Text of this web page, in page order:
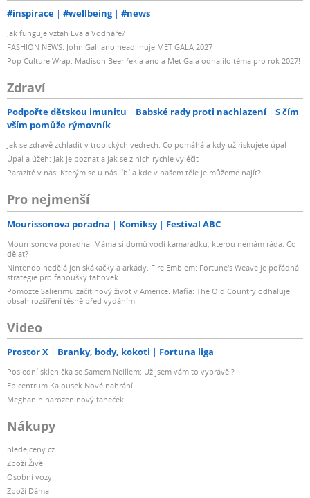
#inspirace #wellbeing #news
Jak funguje vztah Lva a Vodnáře?
FASHION NEWS: John Galliano headlinuje MET GALA 2027
Pop Culture Wrap: Madison Beer řekla ano a Met Gala odhalilo téma pro rok 2027!
Zdraví
Podpořte dětskou imunitu Babské rady proti nachlazení
S čím
vším pomůže rýmovník
Jak se zdravě zchladit v tropických vedrech: Co pomáhá a kdy už riskujete úpal
Úpal a úžeh: Jak je poznat a jak se z nich rychle vyléčit
Parazité v nás: Kterým se u nás líbí a kde v našem těle je můžeme najít?
Pro nejmenší
Mourissonova poradna Komiksy Festival ABC
Mourrisonova poradna: Máma si domů vodí kamarádku, kterou nemám ráda. Co
dělat?
Nintendo nedělá jen skákačky a arkády. Fire Emblem: Fortune's Weave je pořádná
strategie pro fanoušky tahovek
Pomozte Salierimu začít nový život v Americe. Mafia: The Old Country odhaluje
obsah rozšíření těsně před vydáním
Video
Prostor X Branky, body, kokoti Fortuna liga
Poslední sklenička se Samem Neillem: Už jsem vám to vyprávěl?
Epicentrum Kalousek Nové nahrání
Meghanin narozeninový taneček
Nákupy
hledejceny.cz
Zboží Živě
Osobní vozy
Zboží Dáma